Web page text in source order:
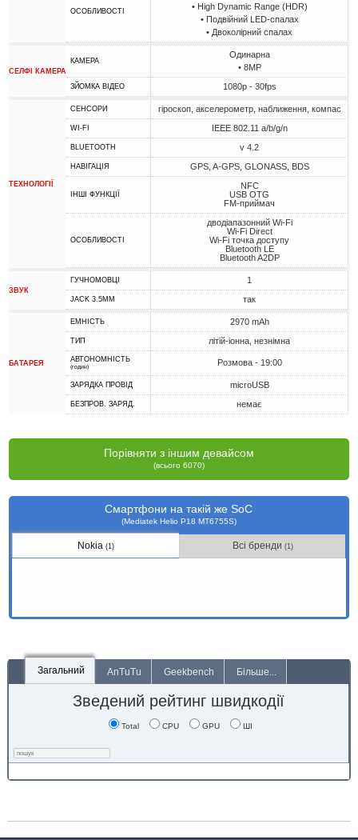
ОСОБЛИВОСТІ
• High Dynamic Range (HDR)
• Подвійний LED-спалах
• Двоколірний спалах
СЕЛФІ КАМЕРА
КАМЕРА
Одинарна
• 8MP
ЗЙОМКА ВІДЕО 1080p - 30fps
ТЕХНОЛОГІЇ
СЕНСОРИ гіроскоп, акселерометр, наближення, компас
WI-FI IEEE 802.11 a/b/g/n
BLUETOOTH v 4.2
НАВІГАЦІЯ GPS, A-GPS, GLONASS, BDS
ІНШІ ФУНКЦІЇ
NFC
USB OTG
FM-приймач
ОСОБЛИВОСТІ
дводіапазонний Wi-Fi
Wi-Fi Direct
Wi-Fi точка доступу
Bluetooth LE
Bluetooth A2DP
ЗВУК
ГУЧНОМОВЦІ 1
JACK 3.5MM так
БАТАРЕЯ
ЕМНІСТЬ 2970 mAh
ТИП літій-іонна, незнімна
АВТОНОМНІСТЬ
(годин) Розмова - 19:00
ЗАРЯДКА ПРОВІД microUSB
БЕЗПРОВ. ЗАРЯД. немає
Порівняти з іншим девайсом
(всього 6070)
Смартфони на такій же SoC
(Mediatek Helio P18 MT6755S)
Nokia(1) Всі бренди (1)
Загальний AnTuTu Geekbench Більше...
Зведений рейтинг швидкодії
Total CPU GPU ШІ